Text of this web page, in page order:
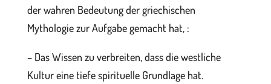
der wahren Bedeutung der griechischen
Mythologie zur Aufgabe gemacht hat, :
– Das Wissen zu verbreiten, dass die westliche
Kultur eine tiefe spirituelle Grundlage hat.